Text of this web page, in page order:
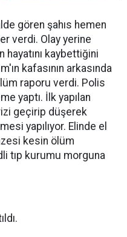
gören şahıs hemen
verdi. Olay yerine
hayatını kaybettiğini
kafasının arkasında
raporu verdi. Polis
yaptı. İlk yapılan
geçirip düşerek
yapılıyor. Elinde el
kesin ölüm
tıp kurumu morguna